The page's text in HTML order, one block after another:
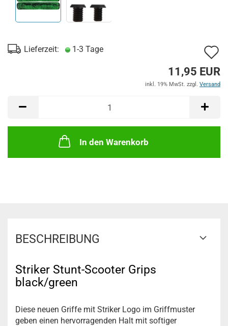
Lieferzeit: 1-3 Tage
11,95 EUR
inkl. 19% MwSt. zzgl. Versand
In den Warenkorb
BESCHREIBUNG
Striker Stunt-Scooter Grips
black/green
Diese neuen Griffe mit Striker Logo im Griffmuster
geben einen hervorragenden Halt mit softiger